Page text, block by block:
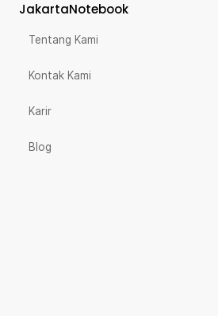
JakartaNotebook
Tentang Kami
Kontak Kami
Karir
Blog